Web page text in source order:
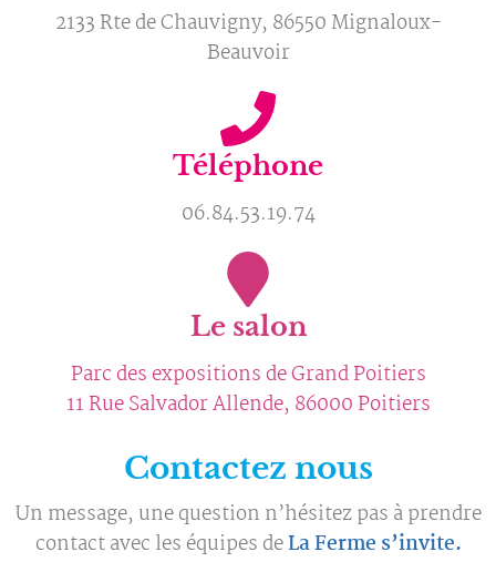
2133 Rte de Chauvigny, 86550 Mignaloux-
Beauvoir
Téléphone
06.84.53.19.74
Le salon
Parc des expositions de Grand Poitiers
11 Rue Salvador Allende, 86000 Poitiers
Contactez nous
Un message, une question n’hésitez pas à prendre
contact avec les équipes deLa Ferme s’invite.